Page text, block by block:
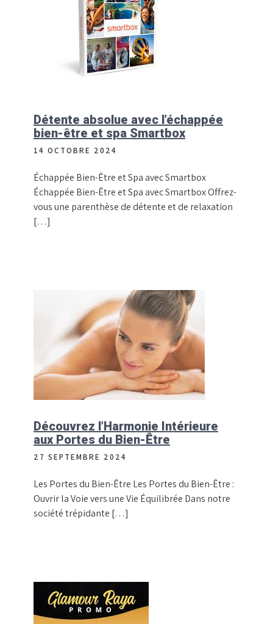
Détente absolue avec l’échappée
bien-être et spa Smartbox
14 OCTOBRE 2024
Échappée Bien-Être et Spa avec Smartbox
Échappée Bien-Être et Spa avec Smartbox Offrez-
vous une parenthèse de détente et de relaxation
[…]
Découvrez l’Harmonie Intérieure
aux Portes du Bien-Être
27 SEPTEMBRE 2024
Les Portes du Bien-Être Les Portes du Bien-Être :
Ouvrir la Voie vers une Vie Équilibrée Dans notre
société trépidante […]